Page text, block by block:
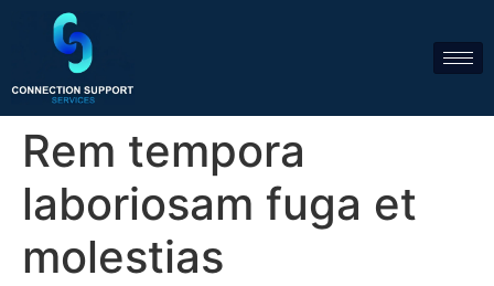
Rem tempora
laboriosam fuga et
molestias